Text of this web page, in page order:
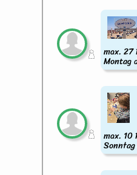
max. 27
Montag
max. 10